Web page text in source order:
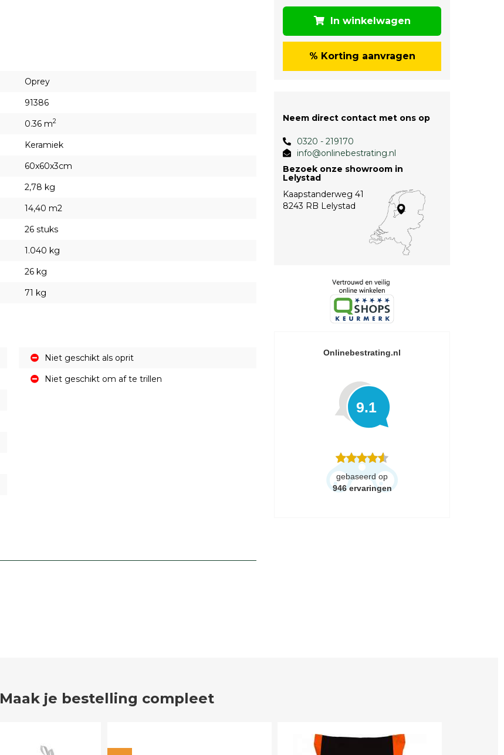
Oprey
91386
0.36 m2
Keramiek
60x60x3cm
2,78 kg
14,40 m2
26 stuks
1.040 kg
26 kg
71 kg
Niet geschikt als oprit
Niet geschikt om af te trillen
In winkelwagen
% Korting aanvragen
Neem direct contact met ons op
0320 - 219170
info@onlinebestrating.nl
Bezoek onze showroom in
Lelystad
Kaapstanderweg 41
8243 RB Lelystad
Onlinebestrating.nl
9.1
gebaseerd op
946 ervaringen
Maak je bestelling compleet